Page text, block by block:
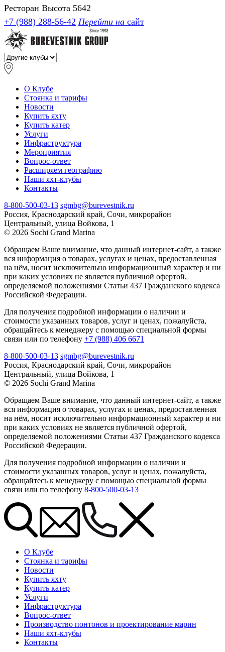
Ресторан Высота 5642
+7 (988) 288-56-42 Перейти на сайт
О Клубе
Стоянка и тарифы
Новости
Купить яхту
Купить катер
Услуги
Инфраструктура
Мероприятия
Вопрос-ответ
Расширяем географию
Наши яхт-клубы
Контакты
8-800-500-03-13 sgmbg@burevestnik.ru
Россия, Краснодарский край, Сочи, микрорайон
Центральный, улица Войкова, 1
© 2026 Sochi Grand Marina
Обращаем Ваше внимание, что данный интернет-сайт, а также
вся информация о товарах, услугах и ценах, предоставленная
на нём, носит исключительно информационный характер и ни
при каких условиях не является публичной офертой,
определяемой положениями Статьи 437 Гражданского кодекса
Российской Федерации.
Для получения подробной информации о наличии и
стоимости указанных товаров, услуг и ценах, пожалуйста,
обращайтесь к менеджеру с помощью специальной формы
связи или по телефону +7 (988) 406 6671
8-800-500-03-13 sgmbg@burevestnik.ru
Россия, Краснодарский край, Сочи, микрорайон
Центральный, улица Войкова, 1
© 2026 Sochi Grand Marina
Обращаем Ваше внимание, что данный интернет-сайт, а также
вся информация о товарах, услугах и ценах, предоставленная
на нём, носит исключительно информационный характер и ни
при каких условиях не является публичной офертой,
определяемой положениями Статьи 437 Гражданского кодекса
Российской Федерации.
Для получения подробной информации о наличии и
стоимости указанных товаров, услуг и ценах, пожалуйста,
обращайтесь к менеджеру с помощью специальной формы
связи или по телефону 8-800-500-03-13
О Клубе
Стоянка и тарифы
Новости
Купить яхту
Купить катер
Услуги
Инфраструктура
Вопрос-ответ
Производство понтонов и проектирование марин
Наши яхт-клубы
Контакты